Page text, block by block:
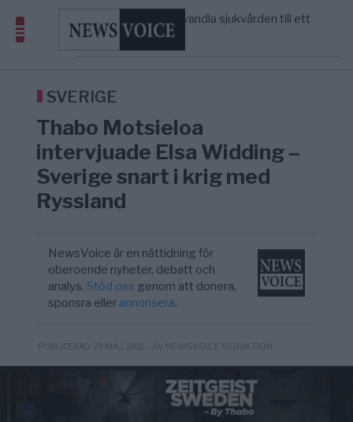
5/8
S och KD vill omvandla sjukvården till ett
geografiskt apartheidsystem
AFRIKA
Massiv anstormning till Ceuta – Misstankar
America” – Finally
SVERIGE
Thabo Motsieloa
intervjuade Elsa Widding –
Sverige snart i krig med
Ryssland
NewsVoice är en nättidning för
oberoende nyheter, debatt och
analys.Stöd oss genom att donera,
sponsra eller annonsera.
PUBLICERAD 29 MAJ 2026 - AV NEWSVOICE REDAKTION